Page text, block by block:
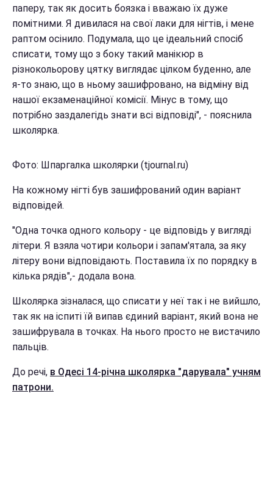
паперу, так як досить боязка і вважаю їх дуже
помітними. Я дивилася на свої лаки для нігтів, і мене
раптом осінило. Подумала, що це ідеальний спосіб
списати, тому що з боку такий манікюр в
різнокольорову цятку виглядає цілком буденно, але
я-то знаю, що в ньому зашифровано, на відміну від
нашої екзаменаційної комісії. Мінус в тому, що
потрібно заздалегідь знати всі відповіді", - пояснила
школярка.
Фото: Шпаргалка школярки (tjournal.ru)
На кожному нігті був зашифрований один варіант
відповідей.
"Одна точка одного кольору - це відповідь у вигляді
літери. Я взяла чотири кольори і запам'ятала, за яку
літеру вони відповідають. Поставила їх по порядку в
кілька рядів",- додала вона.
Школярка зізналася, що списати у неї так і не вийшло,
так як на іспиті їй випав єдиний варіант, який вона не
зашифрувала в точках. На нього просто не вистачило
пальців.
До речі, в Одесі 14-річна школярка "дарувала" учням
патрони.